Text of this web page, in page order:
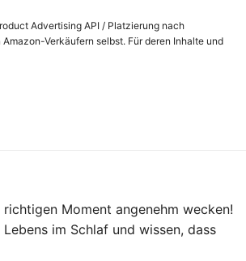
Advertising API / Platzierung nach
Verkäufern selbst. Für deren Inhalte und
Moment angenehm wecken!
im Schlaf und wissen, dass